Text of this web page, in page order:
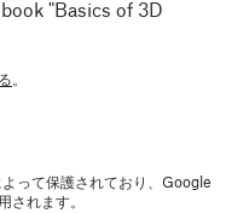
"Basics of 3D
。
って保護されており、Google
されます。